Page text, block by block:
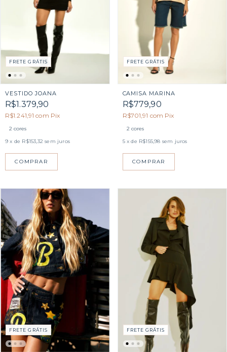
FRETE GRÁTIS
VESTIDO JOANA
R$1.379,90
R$1.241,91com Pix
2 cores
9 x de R$153,32 sem juros
COMPRAR
FRETE GRÁTIS
CAMISA MARINA
R$779,90
R$701,91 com Pix
2 cores
5 x de R$155,98 sem juros
COMPRAR
FRETE GRÁTIS FRETE GRÁTIS